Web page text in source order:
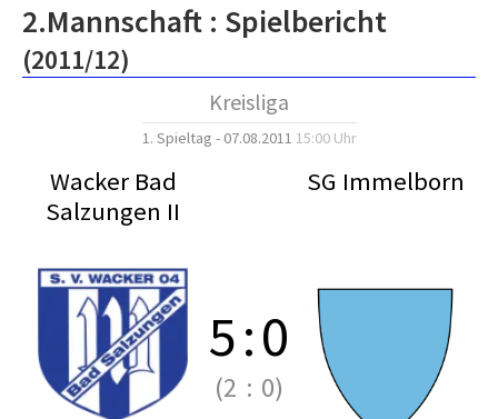
2.Mannschaft : Spielbericht
(2011/12)
Kreisliga
1. Spieltag - 07.08.2011 15:00 Uhr
Wacker Bad
Salzungen II
SG Immelborn
5:0
(2 : 0)